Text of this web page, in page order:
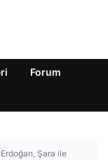
Forum
Şara ile